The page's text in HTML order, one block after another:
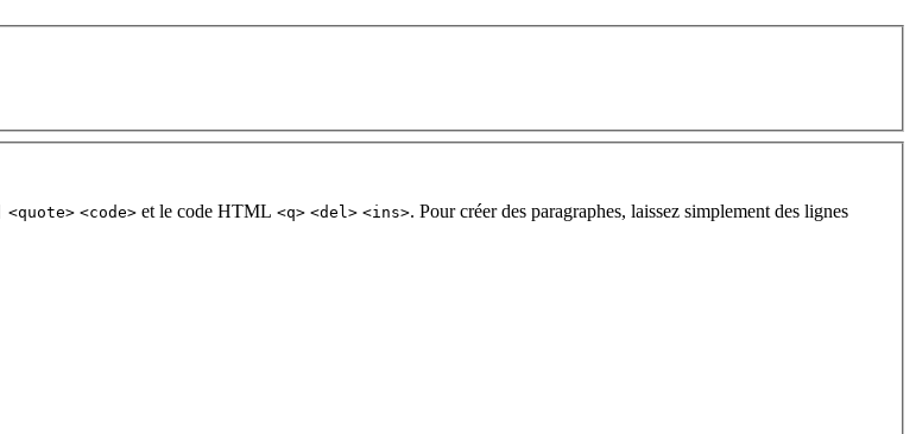
<quote> <code> et le code HTML <q> <del> <ins>. Pour créer des paragraphes, laissez simplement des lignes